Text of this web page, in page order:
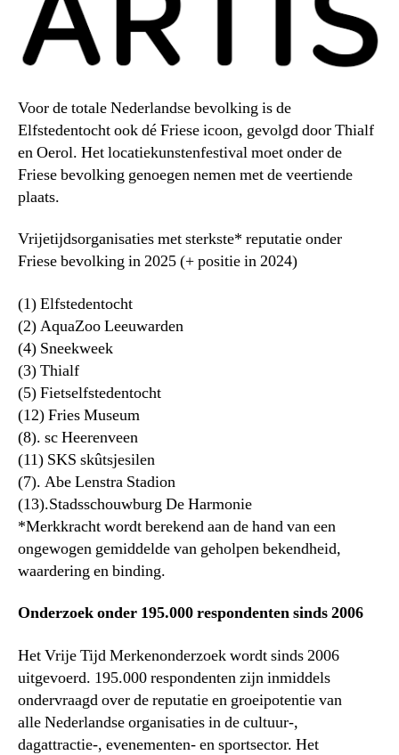
Voor de totale Nederlandse bevolking is de
Elfstedentocht ook dé Friese icoon, gevolgd door Thialf
en Oerol. Het locatiekunstenfestival moet onder de
Friese bevolking genoegen nemen met de veertiende
plaats.
Vrijetijdsorganisaties met sterkste* reputatie onder
Friese bevolking in 2025 (+ positie in 2024)
(1) Elfstedentocht
(2) AquaZoo Leeuwarden
(4) Sneekweek
(3) Thialf
(5) Fietselfstedentocht
(12) Fries Museum
(8). sc Heerenveen
(11) SKS skûtsjesilen
(7). Abe Lenstra Stadion
(13).Stadsschouwburg De Harmonie
*Merkkracht wordt berekend aan de hand van een
ongewogen gemiddelde van geholpen bekendheid,
waardering en binding.
Onderzoek onder 195.000 respondenten sinds 2006
Het Vrije Tijd Merkenonderzoek wordt sinds 2006
uitgevoerd. 195.000 respondenten zijn inmiddels
ondervraagd over de reputatie en groeipotentie van
alle Nederlandse organisaties in de cultuur-,
dagattractie-, evenementen- en sportsector. Het